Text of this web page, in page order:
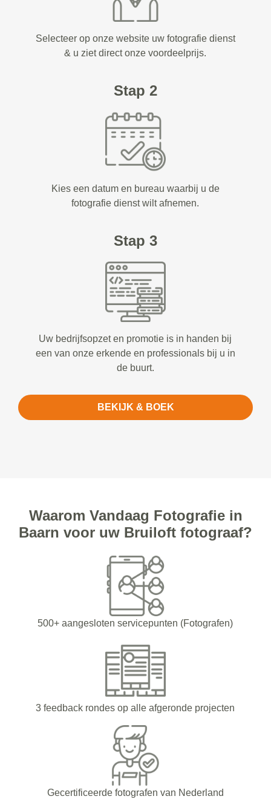
Selecteer op onze website uw fotografie dienst
& u ziet direct onze voordeelprijs.
Stap 2
Kies een datum en bureau waarbij u de
fotografie dienst wilt afnemen.
Stap 3
Uw bedrijfsopzet en promotie is in handen bij
een van onze erkende en professionals bij u in
de buurt.
BEKIJK & BOEK
Waarom Vandaag Fotografie in
Baarn voor uw Bruiloft fotograaf?
500+ aangesloten servicepunten (Fotografen)
3 feedback rondes op alle afgeronde projecten
Gecertificeerde fotografen van Nederland